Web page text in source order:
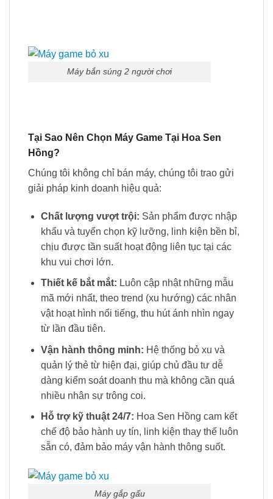
Máy bắn súng 2 người chơi
Tại Sao Nên Chọn Máy Game Tại Hoa Sen
Hồng?
Chúng tôi không chỉ bán máy, chúng tôi trao gửi
giải pháp kinh doanh hiệu quả:
Chất lượng vượt trội: Sản phẩm được nhập
khẩu và tuyển chọn kỹ lưỡng, linh kiện bền bỉ,
chịu được tần suất hoạt động liên tục tại các
khu vui chơi lớn.
Thiết kế bắt mắt: Luôn cập nhật những mẫu
mã mới nhất, theo trend (xu hướng) các nhân
vật hoạt hình nổi tiếng, thu hút ánh nhìn ngay
từ lần đầu tiên.
Vận hành thông minh: Hệ thống bỏ xu và
quản lý thẻ từ hiện đại, giúp chủ đầu tư dễ
dàng kiểm soát doanh thu mà không cần quá
nhiều nhân sự trông coi.
Hỗ trợ kỹ thuật 24/7: Hoa Sen Hồng cam kết
chế độ bảo hành uy tín, linh kiện thay thế luôn
sẵn có, đảm bảo máy vận hành thông suốt.
Máy gắp gấu